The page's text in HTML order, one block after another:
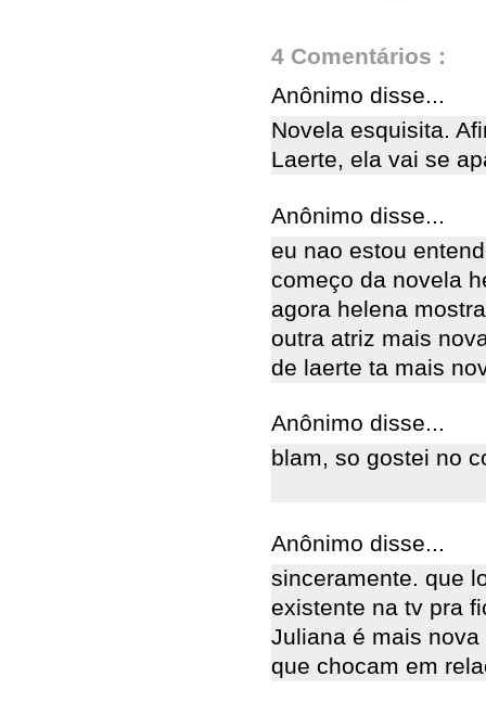
4 Comentários :
Anônimo disse...
Novela esquisita.
Laerte, ela vai se
Anônimo disse...
eu nao estou
começo da novela
agora helena
outra atriz mais
de laerte ta mais
Anônimo disse...
blam, so gostei no
Anônimo disse...
sinceramente. que
existente na tv pra
Juliana é mais
que chocam em